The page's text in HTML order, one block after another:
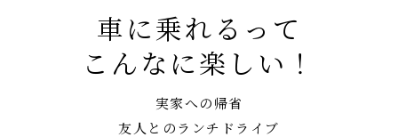
車に乗れるって
こんなに楽しい！
実家への帰省
友人とのランチドライブ